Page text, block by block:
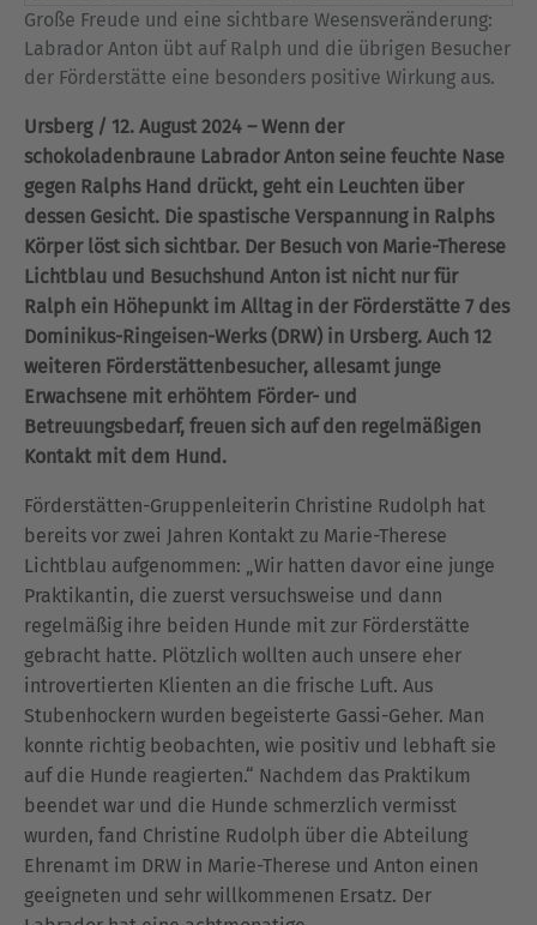
Große Freude und eine sichtbare Wesensveränderung:
Labrador Anton übt auf Ralph und die übrigen Besucher
der Förderstätte eine besonders positive Wirkung aus.
Ursberg / 12. August 2024 – Wenn der
schokoladenbraune Labrador Anton seine feuchte Nase
gegen Ralphs Hand drückt, geht ein Leuchten über
dessen Gesicht. Die spastische Verspannung in Ralphs
Körper löst sich sichtbar. Der Besuch von Marie-Therese
Lichtblau und Besuchshund Anton ist nicht nur für
Ralph ein Höhepunkt im Alltag in der Förderstätte 7 des
Dominikus-Ringeisen-Werks (DRW) in Ursberg. Auch 12
weiteren Förderstättenbesucher, allesamt junge
Erwachsene mit erhöhtem Förder- und
Betreuungsbedarf, freuen sich auf den regelmäßigen
Kontakt mit dem Hund.
Förderstätten-Gruppenleiterin Christine Rudolph hat
bereits vor zwei Jahren Kontakt zu Marie-Therese
Lichtblau aufgenommen: „Wir hatten davor eine junge
Praktikantin, die zuerst versuchsweise und dann
regelmäßig ihre beiden Hunde mit zur Förderstätte
gebracht hatte. Plötzlich wollten auch unsere eher
introvertierten Klienten an die frische Luft. Aus
Stubenhockern wurden begeisterte Gassi-Geher. Man
konnte richtig beobachten, wie positiv und lebhaft sie
auf die Hunde reagierten.“ Nachdem das Praktikum
beendet war und die Hunde schmerzlich vermisst
wurden, fand Christine Rudolph über die Abteilung
Ehrenamt im DRW in Marie-Therese und Anton einen
geeigneten und sehr willkommenen Ersatz. Der